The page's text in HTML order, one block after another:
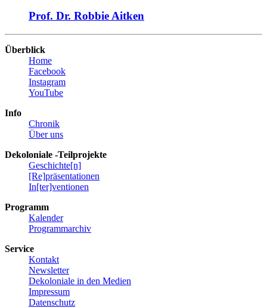
Prof. Dr. Robbie Aitken
Überblick
Home
Facebook
Instagram
YouTube
Info
Chronik
Über uns
Dekoloniale -Teilprojekte
Geschichte[n]
[Re]präsentationen
In[ter]ventionen
Programm
Kalender
Programmarchiv
Service
Kontakt
Newsletter
Dekoloniale in den Medien
Impressum
Datenschutz